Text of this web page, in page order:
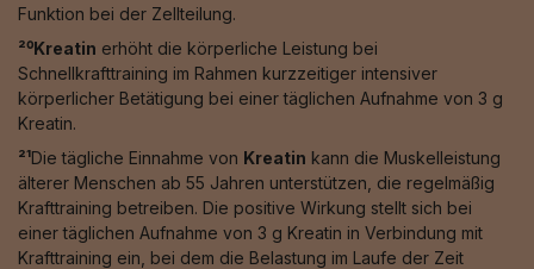
Funktion bei der Zellteilung.
²⁰Kreatin erhöht die körperliche Leistung bei
Schnellkrafttraining im Rahmen kurzzeitiger intensiver
körperlicher Betätigung bei einer täglichen Aufnahme von 3 g
Kreatin.
²¹Die tägliche Einnahme von Kreatin kann die Muskelleistung
älterer Menschen ab 55 Jahren unterstützen, die regelmäßig
Krafttraining betreiben. Die positive Wirkung stellt sich bei
einer täglichen Aufnahme von 3 g Kreatin in Verbindung mit
Krafttraining ein, bei dem die Belastung im Laufe der Zeit